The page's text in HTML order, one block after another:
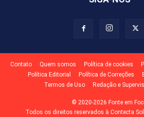
Contato Quem somos Política de cookies
Política Editorial
Política de Correções
Termos de Uso
Redação e
© 2020-2026 Fonte em
Todos os direitos reservados à Contecta